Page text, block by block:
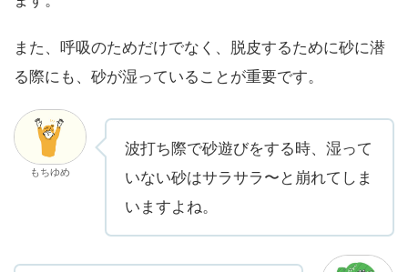
また、呼吸のためだけでなく、脱皮するために砂に潜
る際にも、砂が湿っていることが重要です。
もちゆめ
波打ち際で砂遊びをする時、湿って
いない砂はサラサラ〜と崩れてしま
いますよね。